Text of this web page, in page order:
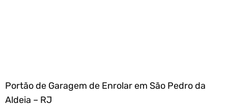
Portão de Garagem de Enrolar em São Pedro da
Aldeia – RJ